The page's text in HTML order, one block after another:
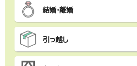
結婚・離婚
引っ越し